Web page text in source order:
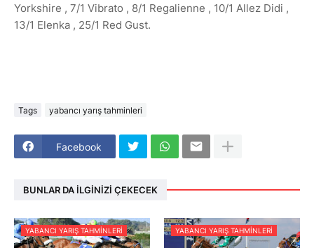
Yorkshire , 7/1 Vibrato , 8/1 Regalienne , 10/1 Allez Didi ,
13/1 Elenka , 25/1 Red Gust.
Tags yabancı yarış tahminleri
Facebook
BUNLAR DA İLGINIZI ÇEKECEK
YABANCI YARIŞ TAHMINLERI YABANCI YARIŞ TAHMINLERI